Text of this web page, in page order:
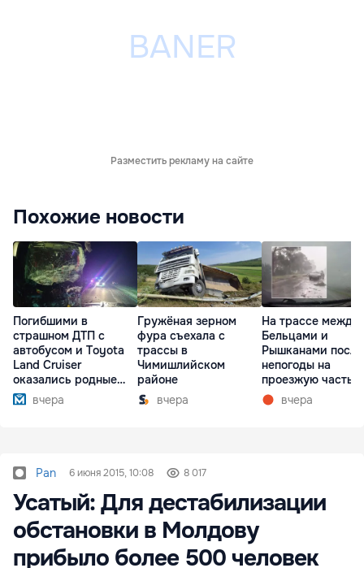
Разместить рекламу на сайте
Похожие новости
Погибшими в
страшном ДТП с
автобусом и Toyota
Land Cruiser
оказались родные
братьявчера
Гружёная зерном
фура съехала с
трассы в
Чимишлийском
районе
вчера
На трассе между
Бельцами и
Рышканами после
непогоды на
проезжую часть
упали деревья
вчера
Pan 6 июня 2015, 10:08 8 017
Усатый: Для дестабилизации
обстановки в Молдову
прибыло более 500 человек